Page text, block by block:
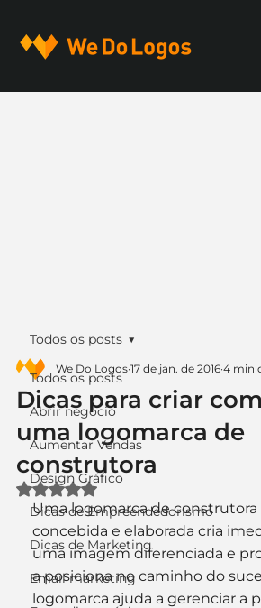
Todos os posts
Abrir negócio
Aumentar Vendas
Design Gráfico
Dicas de Empreendedorismo
Dicas de Marketing
Email marketing
Todos os posts
Dicas para criar
uma logomarca de
construtora
We Do Logos 17 de jan. de 2016 4 min
Avaliado com NaN de 5 estrelas.
Uma logomarca de
concebida e elaborada cria
uma imagem diferenciada e
a posiciona no caminho do
logomarca ajuda a gerenciar a